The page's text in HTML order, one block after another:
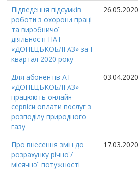
Підведення підсумків
роботи з охорони праці
та виробничої
діяльності ПАТ
«ДОНЕЦЬКОБЛГАЗ» за I
квартал 2020 року
26.05.2020
Для абонентів АТ
«ДОНЕЦЬКОБЛГАЗ»
працюють онлайн-
сервіси оплати послуг з
розподілу природного
газу
03.04.2020
Про внесення змін до
розрахунку річної/
місячної потужності
17.03.2020